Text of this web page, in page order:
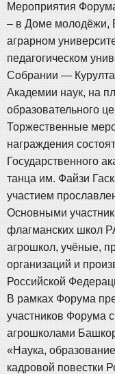
Мероприятия
– в Доме молодёжи,
аграрном
педагогическом
Собрании —
Академии наук, на
образовательного
Торжественные
награждения
Государственного
танца им. Файзи
участием
Основными
флагманских школ
агрошкол, учёные,
организаций и
Российской
В рамках Форума
участников Форума
агрошколами
«Наука,
кадровой повестки